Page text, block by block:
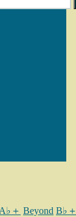
A♭＋ Beyond B♭＋